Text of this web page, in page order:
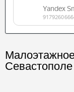
Севастополе